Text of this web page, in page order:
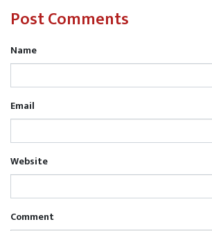
(संदर्भ-पिता की गोद में 34
संजय एम
Post Comments
Name
Email
Website
Comment